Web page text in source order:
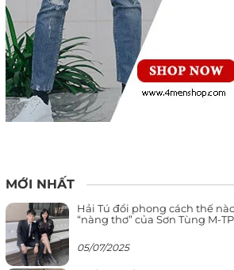
MỚI NHẤT
Hải Tú đổi phong cách thế
“nàng thơ” của Sơn Tùng M-TP
05/07/2025